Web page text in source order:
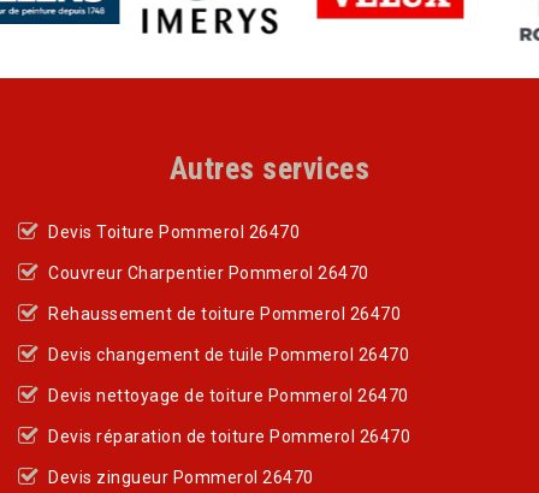
Autres services
Devis Toiture Pommerol 26470
Couvreur Charpentier Pommerol 26470
Rehaussement de toiture Pommerol 26470
Devis changement de tuile Pommerol 26470
Devis nettoyage de toiture Pommerol 26470
Devis réparation de toiture Pommerol 26470
Devis zingueur Pommerol 26470